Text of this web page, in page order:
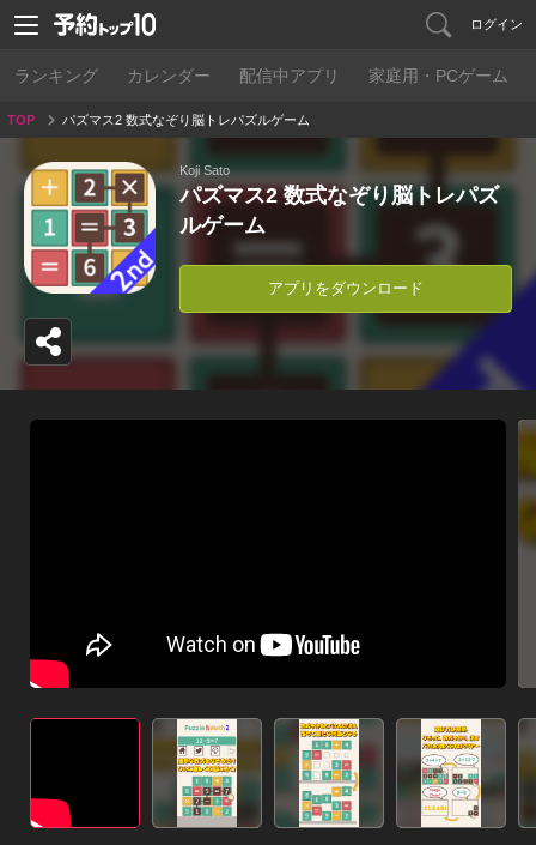
ログイン
ランキング カレンダー 配信中アプリ 家庭用・PCゲーム
TOP パズマス2 数式なぞり脳トレパズルゲーム
Koji Sato
パズマス2 数式なぞり脳トレパズ
ルゲーム
アプリをダウンロード